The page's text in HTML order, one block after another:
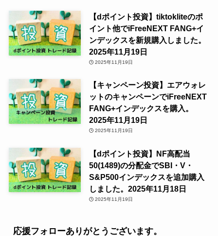
【dポイント投資】tiktokliteのポ
イント他でiFreeNEXT FANG+イ
ンデックスを新規購入しました。
2025年11月19日
2025年11月19日
【キャンペーン投資】エアウォレ
ットのキャンペーンでiFreeNEXT
FANG+インデックスを購入。
2025年11月19日
2025年11月19日
【dポイント投資】NF高配当
50(1489)の分配金でSBI・V・
S&P500インデックスを追加購入
しました。2025年11月18日
2025年11月19日
応援フォローありがとうございます。